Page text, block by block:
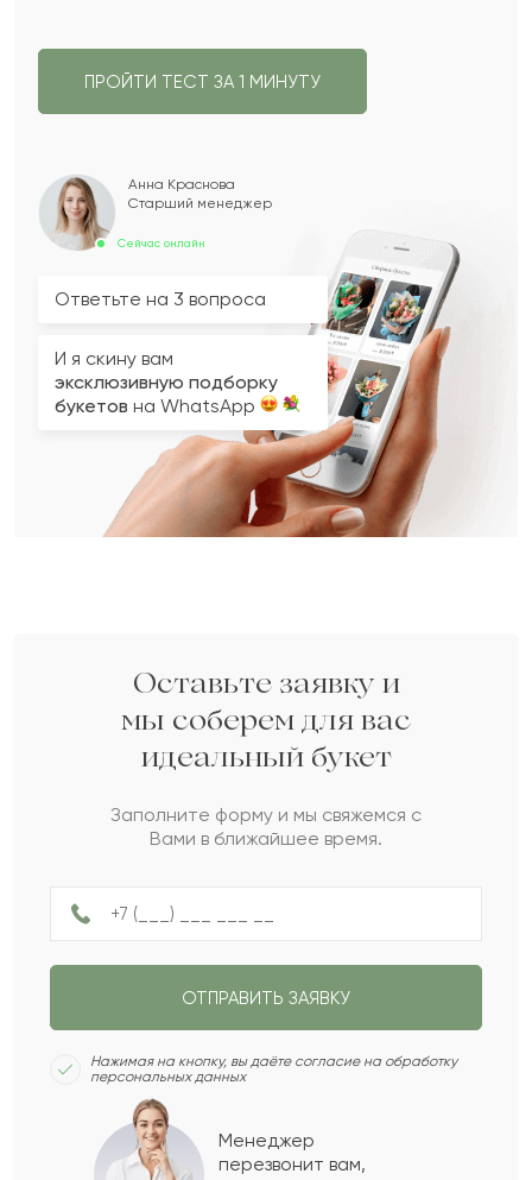
ПРОЙТИ ТЕСТ ЗА 1 МИНУТУ
Сейчас онлайн
Анна Краснова
Старший менеджер
Ответьте на 3 вопроса
И я скину вам
эксклюзивную подборку
букетов на WhatsApp
до 15 000 com до 30 000 com
до 50 000 com
СЛЕДУЮЩИЙ ВОПРОС
Женщине Мужчине
СЛЕДУЮЩИЙ ВОПРОС
:
НАЗАД
Оставьте заявку и
мы соберем для вас
идеальный букет
Заполните форму и мы свяжемся с
Вами в ближайшее время.
ОТПРАВИТЬ ЗАЯВКУ
Нажимая на кнопку, вы даёте согласие на обработку
персональных данных
Менеджер
перезвонит вам,